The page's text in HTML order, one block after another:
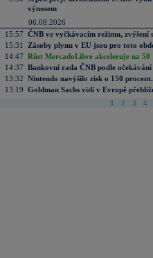
výnosem
06.08.2026
15:57 ČNB ve vyčkávacím režimu, zvýšení
15:31
Zásoby plynu v EU jsou pro toto
14:47 Růst MercadoLibre akceleruje na
14:37 Bankovní rada ČNB podle
13:32 Nintendo navýšilo zisk o 150
13:19 Goldman Sachs vidí v Evropě
1 2 3 4